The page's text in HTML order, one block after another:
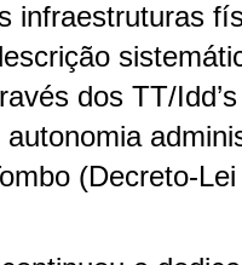
infraestruturas
dos TT/
(Decreto-